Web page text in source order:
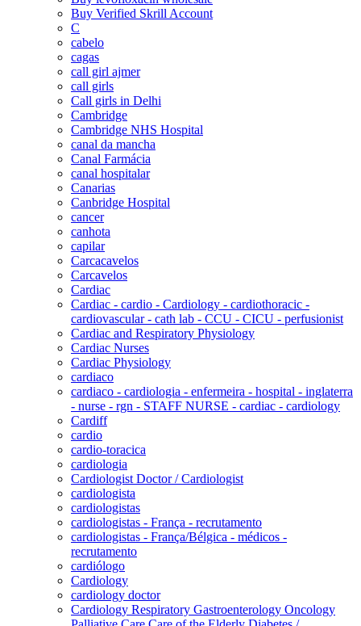
Buy Verified Skrill Account
C
cabelo
cagas
call girl ajmer
call girls
Call girls in Delhi
Cambridge
Cambridge NHS Hospital
canal da mancha
Canal Farmácia
canal hospitalar
Canarias
Canbridge Hospital
cancer
canhota
capilar
Carcacavelos
Carcavelos
Cardiac
Cardiac - cardio - Cardiology - cardiothoracic -
cardiovascular - cath lab - CCU - CICU - perfusionist
Cardiac and Respiratory Physiology
Cardiac Nurses
Cardiac Physiology
cardiaco
cardiaco - cardiologia - enfermeira - hospital - inglaterra
- nurse - rgn - STAFF NURSE - cardiac - cardiology
Cardiff
cardio
cardio-toracica
cardiologia
Cardiologist Doctor / Cardiologist
cardiologista
cardiologistas
cardiologistas - França - recrutamento
cardiologistas - França/Bélgica - médicos -
recrutamento
cardiólogo
Cardiology
cardiology doctor
Cardiology Respiratory Gastroenterology Oncology